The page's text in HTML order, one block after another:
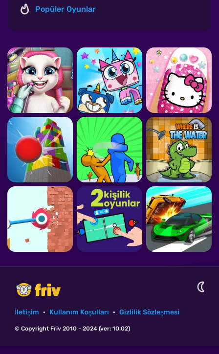
Popüler Oyunlar
İletişim · Kullanım Koşulları · Gizlilik Sözleşmesi
© Copyright Friv 2010 - 2024 (ver: 10.02)